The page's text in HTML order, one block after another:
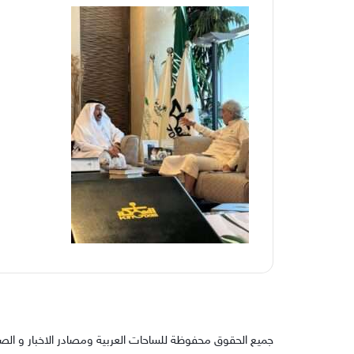
جميع الحقوق محفوظة للساحات العربية ومصادر الاخبار و